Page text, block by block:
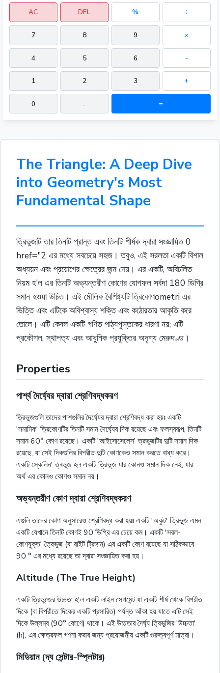
AC DEL % ÷
7 8 9 ×
4 5 6 -
1 2 3 +
0 . =
The Triangle: A Deep Dive
into Geometry's Most
Fundamental Shape
ত্রিভুজটি তার তিনটি প্রান্ত এবং তিনটি শীর্ষক দ্বারা সংজ্ঞায়িত 0
href="2 এর মধ্যে সবচেয়ে সহজ। তবুও, এই সরলতা একটি বিশাল
অধ্যয়ন এবং প্রয়োগের ক্ষেত্রের জন্ম দেয়। এর একটি, অবিচলিত
নিয়ম হ'ল এর তিনটি অভ্যন্তরীণ কোণের যোগফল সর্বদা 180 ডিগ্রি
সমান হওয়া উচিত। এই মৌলিক বৈশিষ্ট্যটি ত্রিকোণometri এর
ভিত্তি এবং এটিকে অবিশ্বাস্য শক্তি এবং কঠোরতার আকৃতি করে
তোলে। এটি কেবল একটি গণিত পাঠ্যপুস্তকের ধারণা নয়; এটি
প্রকৌশল, স্থাপত্য এবং আধুনিক প্রযুক্তির অদৃশ্য মেরুদণ্ড।
Properties
পার্শ্ব দৈর্ঘ্যের দ্বারা শ্রেণিবদ্ধকরণ
ত্রিভুজগুলি তাদের পাশগুলির দৈর্ঘ্যের দ্বারা শ্রেণিবদ্ধ করা হয়ঃ একটি
'সমানিক' ত্রিকোণটির তিনটি সমান দৈৰ্ঘ্যের দিক রয়েছে এবং ফলস্বরূপ, তিনটি
সমান 60° কোণ রয়েছে। একটি 'আইসোসেলেস' ত্রভুজটির দুটি সমান দিক
রয়েছে, যা সেই দিকগুলির বিপরীত দুটি কোণকেও সমান করতে বাধ্য করে।
একটি স্কেলিন' ত্ৰভুজ হল একটি ত্রিভূজ যার কোনও সমান দিক নেই, যার
অর্থ এর কোনও কোণও সমান নয়।
অভ্যন্তরীণ কোণ দ্বারা শ্রেণিবদ্ধকরণ
এগুলি তাদের কোণ অনুসারেও শ্রেণিবদ্ধ করা হয়ঃ একটি 'অকুট' ত্রিভুজ এমন
একটি যেখানে তিনটি কোণই 90 ডিগ্রি এর চেয়ে কম। একটি 'সরল-
কোণযুক্ত' ত্রৈভুজ (বা রাইট ট্রিঙ্গান) এর একটি কোণ রয়েছে যা সঠিকভাবে
90 ° এর মধ্যে রয়েছে তা দ্বারা সংজ্ঞায়িত করা হয়।
Altitude (The True Height)
একটি ত্রিভুজের উচ্চতা হ'ল একটি লাইন সেগমেন্ট যা একটি শীর্ষ থেকে বিপরীত
দিকে (বা বিপরীতে দিকের একটি প্রসারিত) পর্যন্ত আঁকা হয় যাতে এটি সেই
দিকে উল্লম্ব (90° কোণে) থাকে। এই উচ্চতার দৈর্ঘ্য ত্রিভূজির 'উচ্চতা'
(h), এর ক্ষেত্রফল গণনা করার জন্য প্রয়োজনীয় একটি গুরুত্বপূর্ণ মাত্রা।
মিডিয়ান (দ্য সেন্টার-স্প্লিটার)